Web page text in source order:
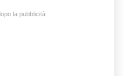
la pubblicità